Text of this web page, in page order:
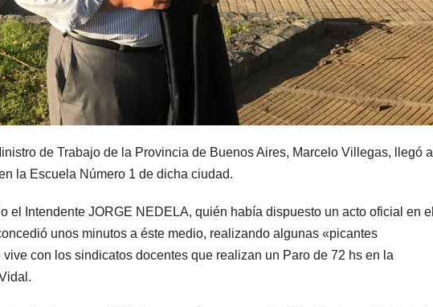
de Trabajo de la Provincia de Buenos Aires, Marcelo Villegas, llegó a
la Escuela Número 1 de dicha ciudad.
el Intendente JORGE NEDELA, quién había dispuesto un acto oficial en el
unos minutos a éste medio, realizando algunas «picantes
con los sindicatos docentes que realizan un Paro de 72 hs en la